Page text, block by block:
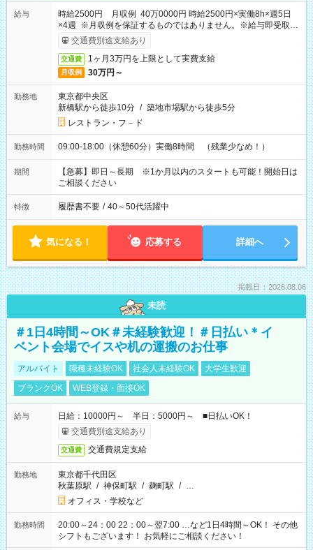
給与
時給2500円 月収例 40万0000円 時給2500円×実働8h×週5日
×4週 ※月収例を保証するものではありません。※給与即受取り
サービス利用可（利用条件有）
交通費別途支給あり
交通費 1ヶ月3万円を上限として実費支給
月収例 30万円～
勤務地
東京都中央区
新橋駅から徒歩10分 / 築地市場駅から徒歩5分
レストラン・フ－ド
勤務時間 09:00-18:00（休憩60分）実働8時間 （残業少なめ！）
期間
【急募】即日～長期 ※1か月以内のスタートも可能！開始日は
ご相談ください
特徴 履歴書不要 / 40～50代活躍中
気になる！ 応募する 詳細へ
掲載日：2026.08.06
未読
＃1日4時間～OK＃未経験歓迎！＃日払い＊イ
ベント会場でイスや机の運搬のお仕事
アルバイト 職種未経験OK 社会人未経験OK
大学生歓迎
ブランクOK
WEB登録・面接OK
給与
日給：10000円～ 半日：5000円～ ■日払いOK！
交通費別途支給あり
交通費 交通費規定支給
勤務地
東京都千代田区
秋葉原駅 / 神保町駅 / 麹町駅 / …
オフィス・学校など
勤務時間
20:00～24：00 22：00～翌7:00 …など1日4時間～OK！ その他
シフトもございます！ お気軽にご相談ください！